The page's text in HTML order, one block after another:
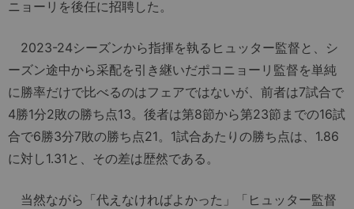
ニョーリを後任に招聘した。
2023-24シーズンから指揮を執るヒュッター監督と、シ
ーズン途中から采配を引き継いだポコニョーリ監督を単純
に勝率だけで比べるのはフェアではないが、前者は7試合で
4勝1分2敗の勝ち点13。後者は第8節から第23節までの16試
合で6勝3分7敗の勝ち点21。1試合あたりの勝ち点は、1.86
に対し1.31と、その差は歴然である。
当然ながら「代えなければよかった」「ヒュッター監督